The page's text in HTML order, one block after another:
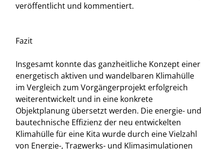
veröffentlicht und kommentiert.
Fazit
Insgesamt konnte das ganzheitliche Konzept einer
energetisch aktiven und wandelbaren Klimahülle
im Vergleich zum Vorgängerprojekt erfolgreich
weiterentwickelt und in eine konkrete
Objektplanung übersetzt werden. Die energie- und
bautechnische Effizienz der neu entwickelten
Klimahülle für eine Kita wurde durch eine Vielzahl
von Energie-, Tragwerks- und Klimasimulationen